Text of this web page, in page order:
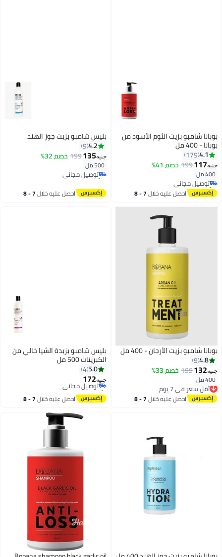
بوبانا شامبو بزيت الثوم الأسود من
بوبانا - 400 مل
4.1
179
جنيه117
199 خصم 41%
400 ملتوصيل مجاني
تم بيع +40 مؤخرًا
توصيل مجانياحصل عليه خلال 7 - 8
بليس شامبو بزيت جوز الهند
4.2
9
جنيه135
199 خصم 32%
500 ملتوصيل مجاني
تم بيع +20 مؤخرًا
احصل عليه خلال 7 - 8
بوبانا شامبو بزيت الأرجان - 400 مل
4.8
9
جنيه132
199 خصم 33%
400 ملأقل سعر في 7 يوم
توصيل مجاني
أقل سعر في 7 يوماحصل عليه خلال 7 - 8
بليس شامبو بزبدة الشيا خالي من
الكبريتات 500 مل
5.0
4
جنيه172
توصيل مجاني
باقي 1 وحدات في المخزون
توصيل مجانياحصل عليه خلال 7 - 8